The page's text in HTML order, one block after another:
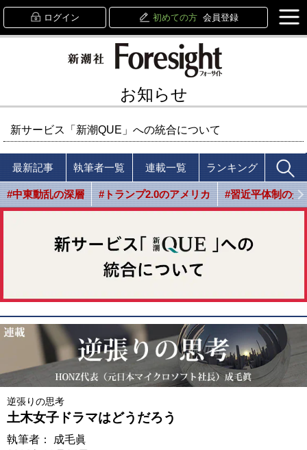
ログイン 初めての方 会員登録
お知らせ
新サービス「新潮QUE」への統合について
最新記事 執筆者一覧 連載一覧 ランキング
#中東動乱の深層 #トランプ2.0のアメリカ #習近平体制の光
逆張りの思考
土木女子ドラマはどうだろう
執筆者： 成毛眞